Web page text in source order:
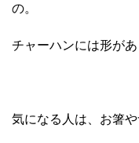
の。
チャーハンには形が
気になる人は、お箸